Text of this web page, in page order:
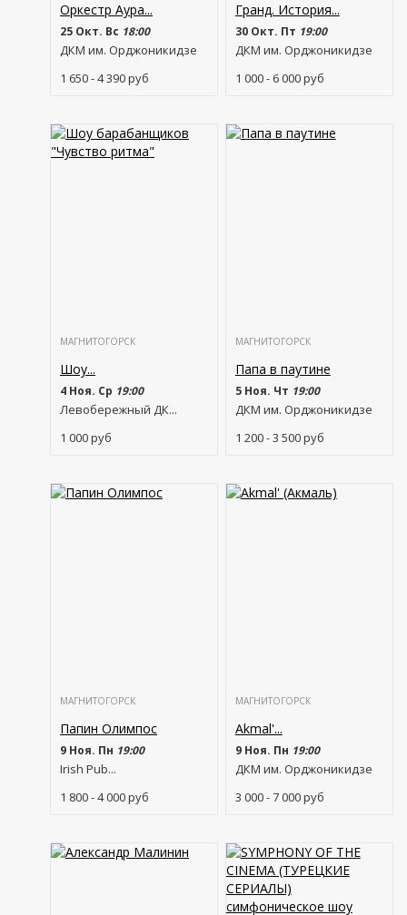
Оркестр Аура...
25 Окт. Вс 18:00
ДКМ им. Орджоникидзе
1 650 - 4 390руб
Гранд. История...
30 Окт. Пт 19:00
ДКМ им. Орджоникидзе
1 000 - 6 000руб
МАГНИТОГОРСК
Шоу...
4 Ноя. Ср 19:00
Левобережный ДК...
1 000руб
МАГНИТОГОРСК
Папа в паутине
5 Ноя. Чт 19:00
ДКМ им. Орджоникидзе
1 200 - 3 500руб
МАГНИТОГОРСК
Папин Олимпос
9 Ноя. Пн 19:00
Irish Pub...
1 800 - 4 000руб
МАГНИТОГОРСК
Akmal'...
9 Ноя. Пн 19:00
ДКМ им. Орджоникидзе
3 000 - 7 000руб